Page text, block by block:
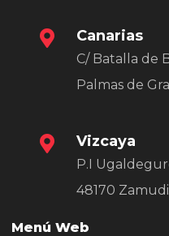
Canarias
C/ Batalla de
Palmas de
Vizcaya
P.I
48170
Menú Web